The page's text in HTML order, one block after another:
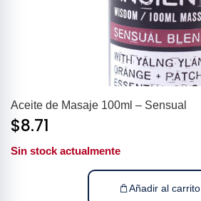
Aceite de Masaje 100ml – Sensual
$8.71
Sin stock actualmente
Añadir al carrito